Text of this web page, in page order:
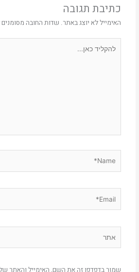
כתיבת תגובה
האימייל לא יוצג באתר. שדות החובה מסומנים
כאן...